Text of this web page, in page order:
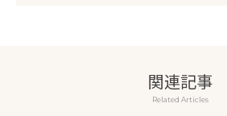
関連記事
Related Articles